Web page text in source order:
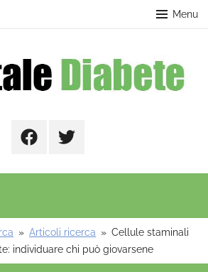
Menu
FacebookTwitter
Articoli ricerca
Cellule staminali
individuare chi può giovarsene